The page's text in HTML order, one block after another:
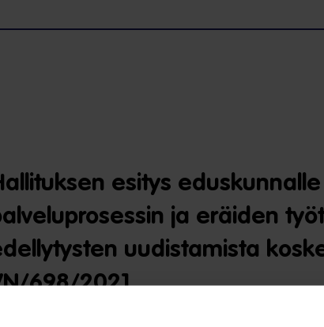
esitys
ja eräiden
uudistamista
698/2021